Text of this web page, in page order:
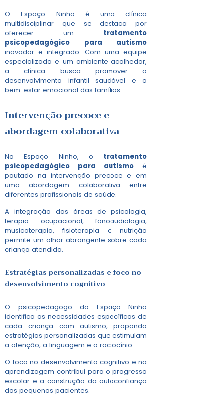
O Espaço Ninho é uma clínica
multidisciplinar que se destaca por
oferecer um tratamento
psicopedagógico para autismo
inovador e integrado. Com uma equipe
especializada e um ambiente acolhedor,
a clínica busca promover o
desenvolvimento infantil saudável e o
bem-estar emocional das famílias.
Intervenção precoce e
abordagem colaborativa
No Espaço Ninho, o tratamento
psicopedagógico para autismo é
pautado na intervenção precoce e em
uma abordagem colaborativa entre
diferentes profissionais de saúde.
A integração das áreas de psicologia,
terapia ocupacional, fonoaudiologia,
musicoterapia, fisioterapia e nutrição
permite um olhar abrangente sobre cada
criança atendida.
Estratégias personalizadas e foco no
desenvolvimento cognitivo
O psicopedagogo do Espaço Ninho
identifica as necessidades específicas de
cada criança com autismo, propondo
estratégias personalizadas que estimulam
a atenção, a linguagem e o raciocínio.
O foco no desenvolvimento cognitivo e na
aprendizagem contribui para o progresso
escolar e a construção da autoconfiança
dos pequenos pacientes.